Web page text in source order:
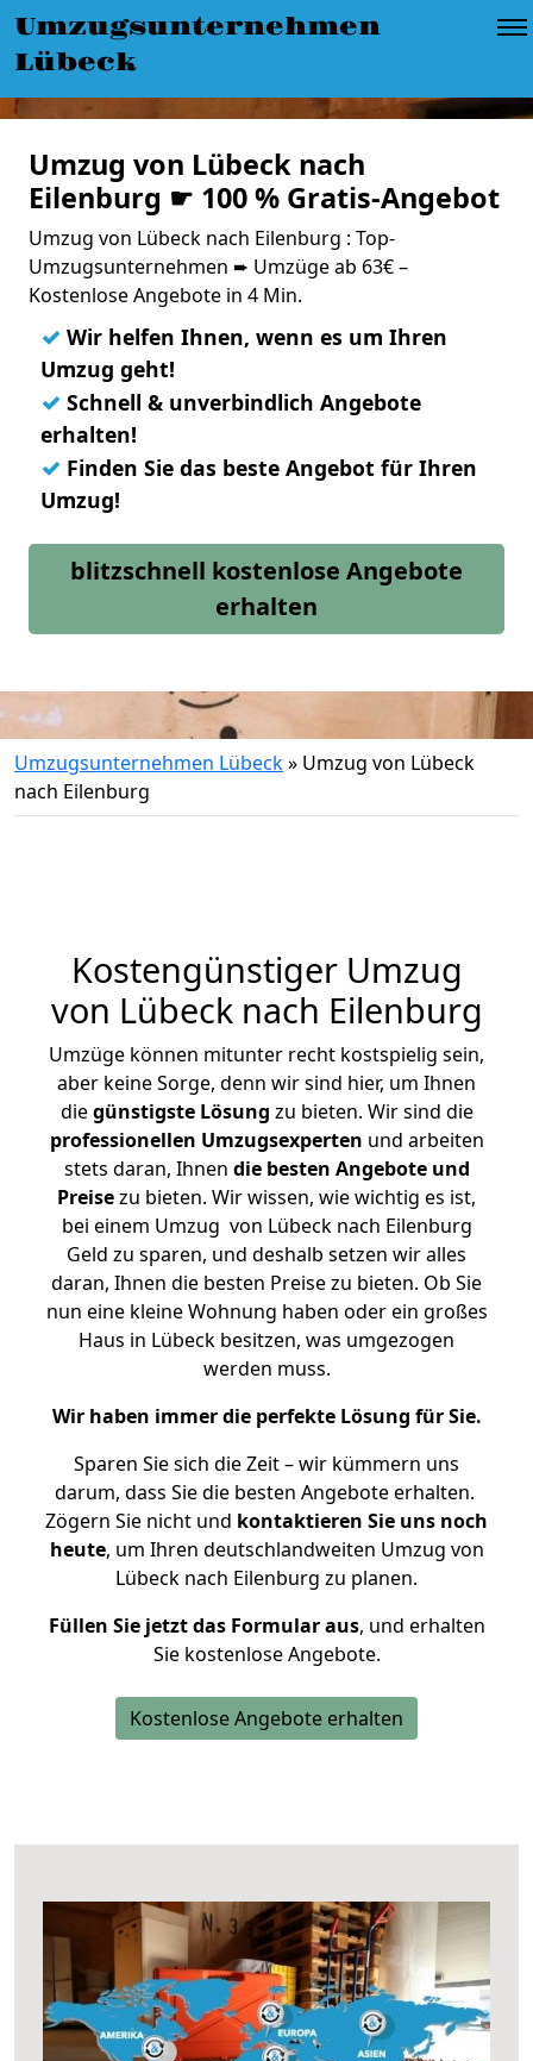
Umzugsunternehmen
Lübeck
Umzug von Lübeck nach
Eilenburg ☛ 100 % Gratis-Angebot
Umzug von Lübeck nach Eilenburg : Top-
Umzugsunternehmen ➨ Umzüge ab 63€ –
Kostenlose Angebote in 4 Min.
✓ Wir helfen Ihnen, wenn es um Ihren
Umzug geht!
✓ Schnell & unverbindlich Angebote
erhalten!
✓ Finden Sie das beste Angebot für Ihren
Umzug!
blitzschnell kostenlose Angebote
erhalten
Umzugsunternehmen Lübeck» Umzug von Lübeck
nach Eilenburg
Kostengünstiger Umzug
von Lübeck nach Eilenburg
Umzüge können mitunter recht kostspielig sein,
aber keine Sorge, denn wir sind hier, um Ihnen
diegünstigste Lösung zu bieten. Wir sind die
professionellen Umzugsexperten und arbeiten
stets daran, Ihnen die besten Angebote und
Preisezu bieten. Wir wissen, wie wichtig es ist,
bei einem Umzug von Lübeck nach Eilenburg
Geld zu sparen, und deshalb setzen wir alles
daran, Ihnen die besten Preise zu bieten. Ob Sie
nun eine kleine Wohnung haben oder ein großes
Haus in Lübeck besitzen, was umgezogen
werden muss.
Wir haben immer die perfekte Lösung für Sie.
Sparen Sie sich die Zeit – wir kümmern uns
darum, dass Sie die besten Angebote erhalten.
Zögern Sie nicht und kontaktieren Sie uns noch
heute, um Ihren deutschlandweiten Umzug von
Lübeck nach Eilenburg zu planen.
Füllen Sie jetzt das Formular aus, und erhalten
Sie kostenlose Angebote.
Kostenlose Angebote erhalten